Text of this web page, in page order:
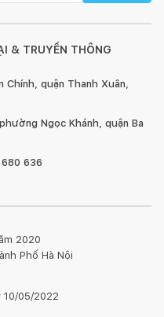
& TRUYỀN THÔNG
quận Thanh Xuân,
Ngọc Khánh, quận Ba
636
2020
Phố Hà Nội
10/05/2022